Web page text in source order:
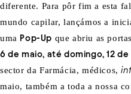
diferente. Para pôr fim a esta
mundo capilar, lançámos a
uma Pop-Up que abriu as portas
6 de maio, até domingo, 12 de
sector da Farmácia, médicos,
maio, também a toda a nossa